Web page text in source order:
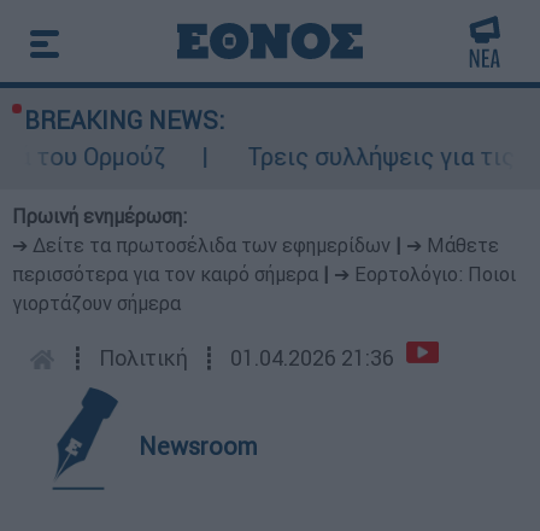
BREAKING NEWS:
Τρεις συλλήψεις για τις φωτιές
Πρωινή ενημέρωση:
➔ Δείτε τα πρωτοσέλιδα των εφημερίδων
➔ Μάθετε
περισσότερα για τον καιρό σήμερα
➔ Εορτολόγιο: Ποιοι
γιορτάζουν σήμερα
┋ Πολιτική ┋ 01.04.2026 21:36
Newsroom